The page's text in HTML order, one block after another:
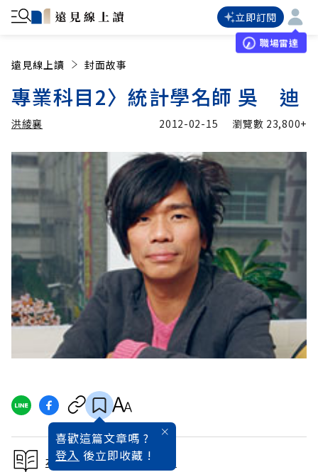
立即訂閱
職場雷達
遠見線上讀 封面故事
專業科目2〉統計學名師 吳 迪
洪綾襄
洪綾襄 加入追蹤
2012-02-15 瀏覽數 23,800+
喜歡這篇文章嗎 ?
登入 後立即收藏 !
本文出自公職必中關鍵術